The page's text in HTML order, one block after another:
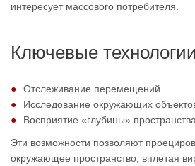
интересует массового потребителя.
Ключевые
Отслеживание перемещений.
Исследование окружающих
Восприятие «глубины» пространства.
Эти возможности позволяют
окружающее пространство, вплетая